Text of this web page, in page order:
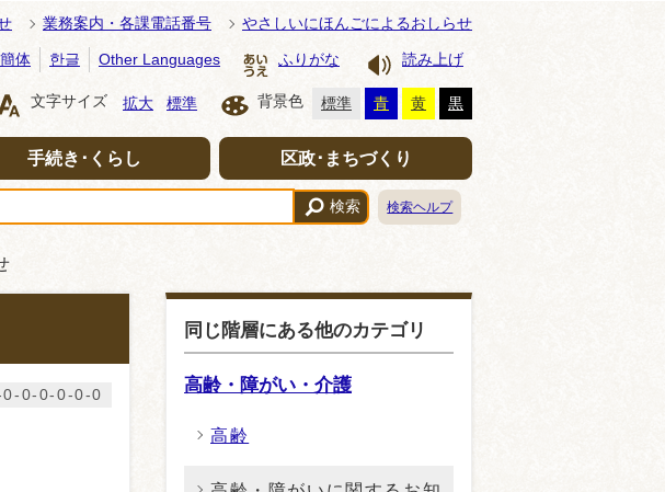
業務案内・各課電話番号 やさしいにほんごによるおしらせ
体 한글 Other Languages ふりがな 読み上げ
文字サイズ 拡大 標準 背景色 標準 青 黄 黒
手続き･くらし 区政･まちづくり
検索 検索ヘルプ
0-0-0-0-0-0
同じ階層にある他のカテゴリ
高齢・障がい・介護
高齢